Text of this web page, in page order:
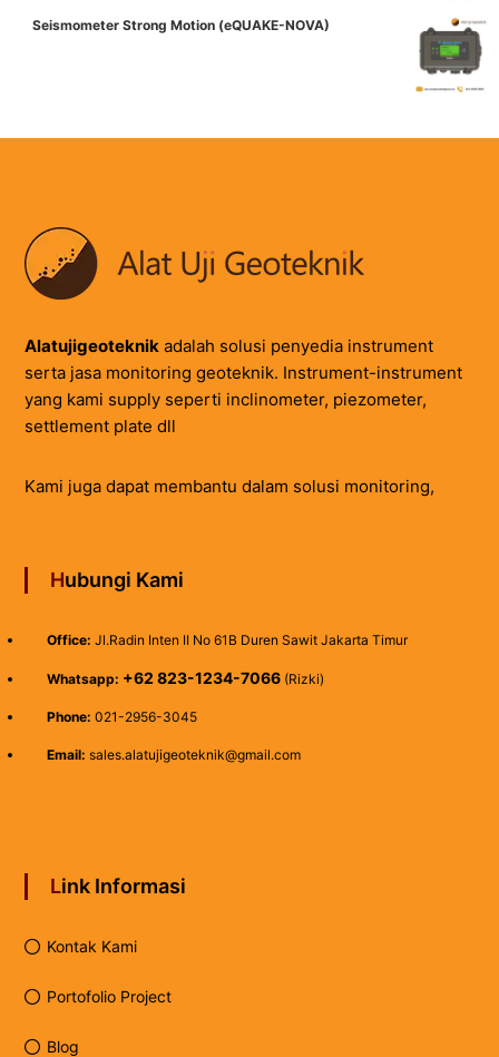
Seismometer Strong Motion (eQUAKE-NOVA)
Alatujigeoteknik adalah solusi penyedia instrument
serta jasa monitoring geoteknik. Instrument-instrument
yang kami supply seperti inclinometer, piezometer,
settlement plate dll
Kami juga dapat membantu dalam solusi monitoring,
Hubungi Kami
Office: Jl.Radin Inten II No 61B Duren Sawit Jakarta Timur
Whatsapp: +62 823-1234-7066(Rizki)
Phone: 021-2956-3045
Email: sales.alatujigeoteknik@gmail.com
Link Informasi
Kontak Kami
Portofolio Project
Blog